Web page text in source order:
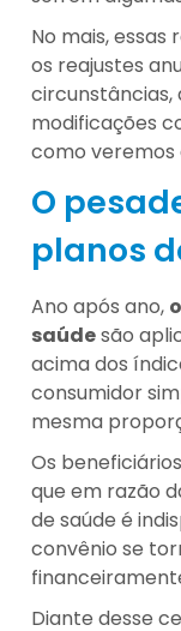
No mais,
os reajustes
modificações
como veremos
O
planos
Ano após ano,
saúdesão
acima dos
consumidor
mesma
Os
que em razão
de saúde é
convênio se
Diante desse